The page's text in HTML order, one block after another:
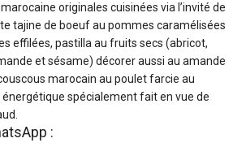
originales cuisinées via l’invité de
tajine de boeuf au pommes caramélisées
effilées, pastilla au fruits secs (abricot,
et sésame) décorer aussi au amande
marocain au poulet farcie au
spécialement fait en vue de
: